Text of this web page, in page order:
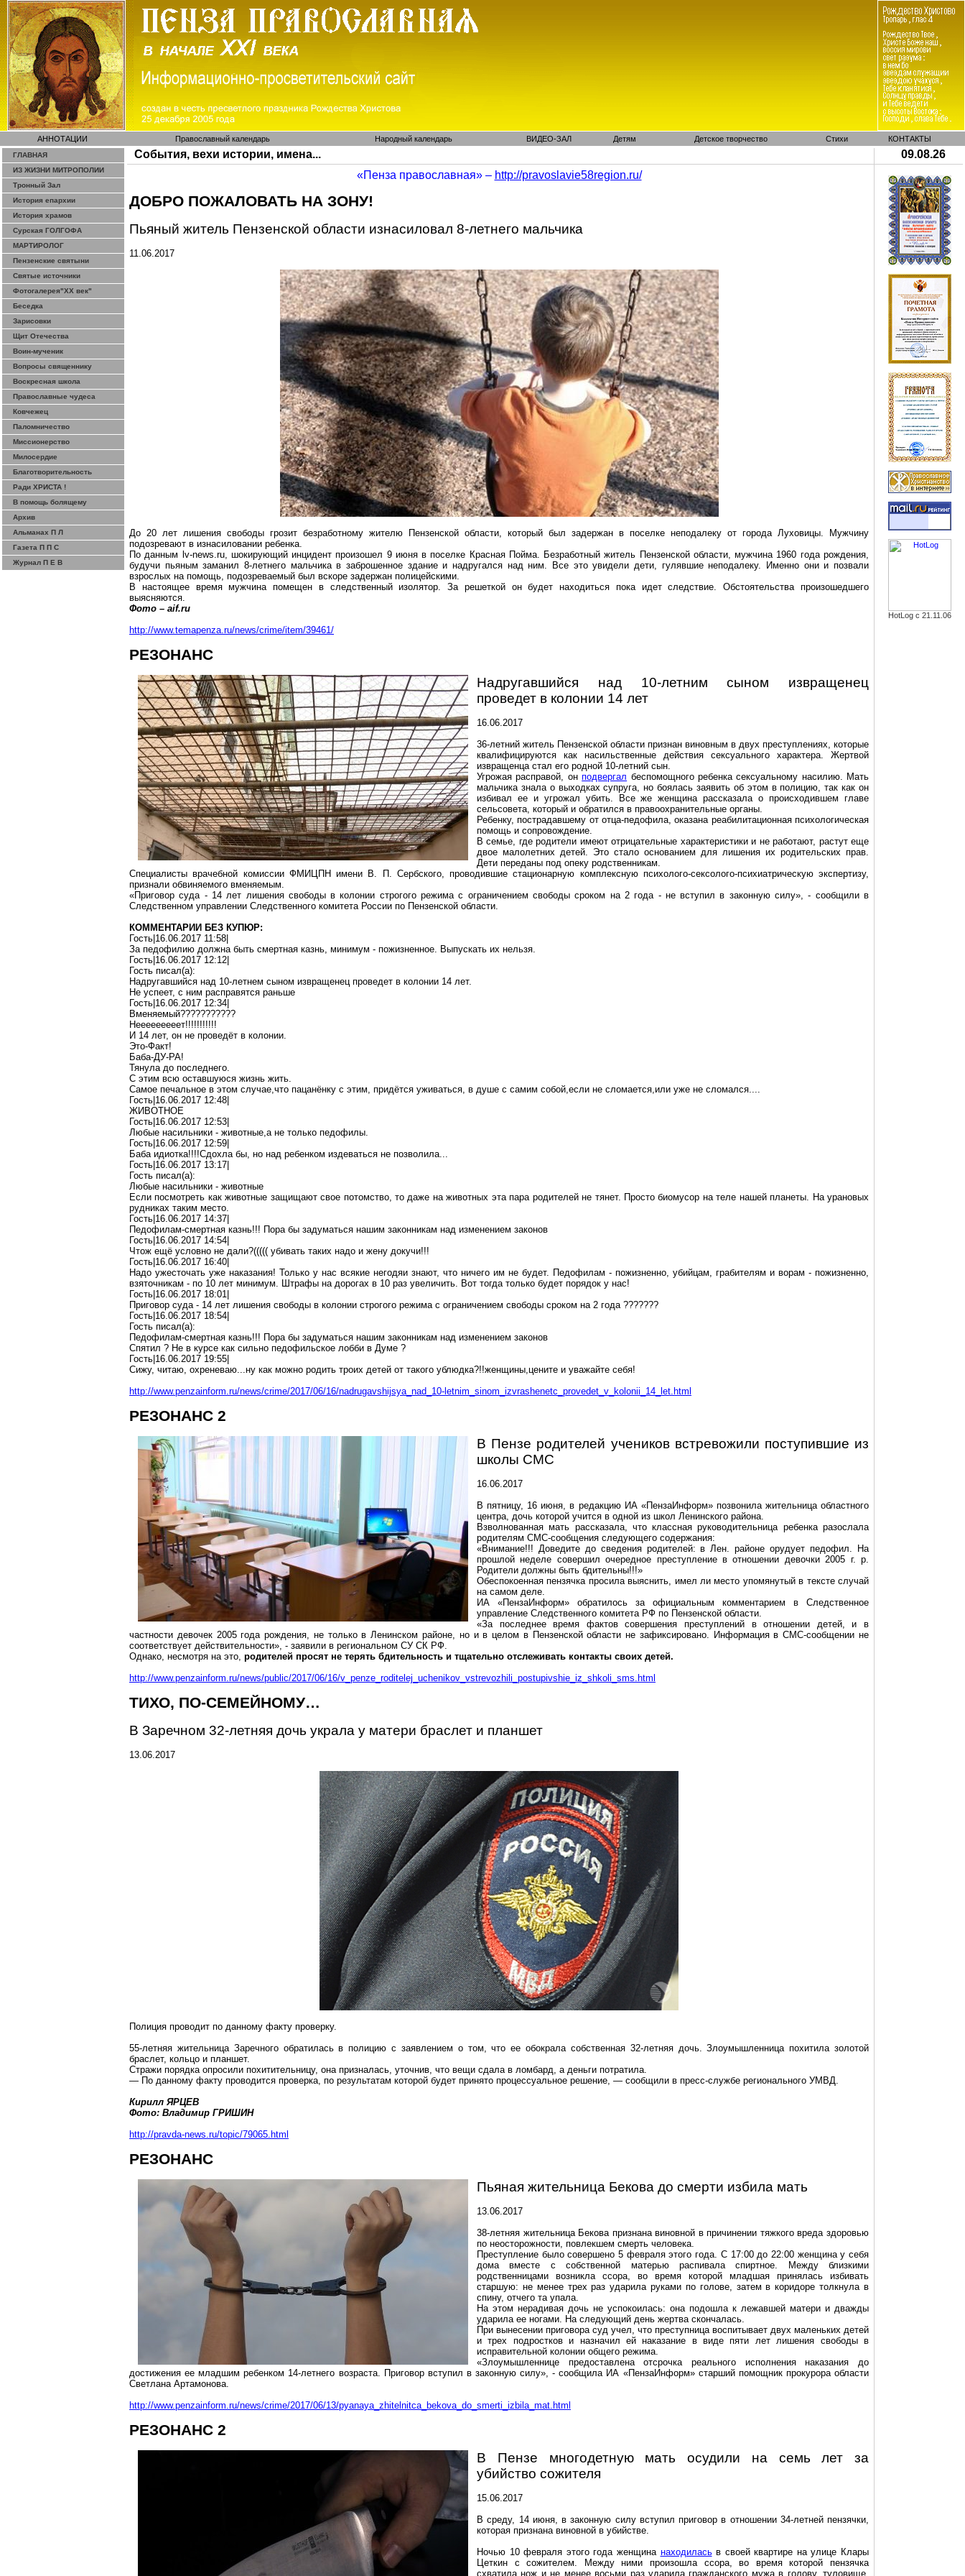
АННОТАЦИИ Православный календарь Народный календарь ВИДЕО-ЗАЛ Детям Детское творчество Стихи КОНТАКТЫ
ГЛАВНАЯ
ИЗ ЖИЗНИ МИТРОПОЛИИ
Тронный Зал
История епархии
История храмов
Сурская ГОЛГОФА
МАРТИРОЛОГ
Пензенские святыни
Святые источники
Фотогалерея"ХХ век"
Беседка
Зарисовки
Щит Отечества
Воин-мученик
Вопросы священнику
Воскресная школа
Православные чудеса
Ковчежец
Паломничество
Миссионерство
Милосердие
Благотворительность
Ради ХРИСТА !
В помощь болящему
Архив
Альманах П Л
Газета П П С
Журнал П Е В
События, вехи истории, имена...
09.08.26
«Пенза православная» – http://pravoslavie58region.ru/
ДОБРО ПОЖАЛОВАТЬ НА ЗОНУ!
Пьяный житель Пензенской области изнасиловал 8-летнего мальчика
11.06.2017
До 20 лет лишения свободы грозит безработному жителю Пензенской области, который был задержан в поселке неподалеку от города Луховицы. Мужчину
подозревают в изнасиловании ребенка.
По данным
lv-news.ru, шокирующий инцидент произошел 9 июня в поселке Красная Пойма. Безработный житель Пензенской области, мужчина 1960 года рождения,
будучи пьяным заманил 8-летнего мальчика в заброшенное здание и надругался над ним. Все это увидели дети, гулявшие неподалеку. Именно они и позвали
взрослых на помощь, подозреваемый был вскоре задержан полицейскими.
В настоящее время мужчина помещен в следственный изолятор. За решеткой он будет находиться пока идет следствие. Обстоятельства произошедшего
выясняются.
Фото – aif.ru
http://www.temapenza.ru/news/crime/item/39461/
РЕЗОНАНС
Надругавшийся над 10-летним сыном извращенец
проведет в колонии 14 лет
16.06.2017
36-летний житель Пензенской области признан виновным в двух преступлениях, которые
квалифицируются как насильственные действия сексуального характера. Жертвой
извращенца стал его родной 10-летний сын.
Угрожая расправой, онподвергал беспомощного ребенка сексуальному насилию. Мать
мальчика знала о выходках супруга, но боялась заявить об этом в полицию, так как он
избивал ее и угрожал убить. Все же женщина рассказала опроисходившем главе
сельсовета, который и обратился в правоохранительные органы.
Ребенку, пострадавшему от отца-педофила, оказана реабилитационная психологическая
помощь и сопровождение.
В семье, где родители имеют отрицательные характеристики и не работают, растут еще
двое малолетних детей. Это стало основанием для лишения их родительских прав.
Дети переданы под опеку родственникам.
Специалисты врачебной комиссии ФМИЦПН имени В. П. Сербского, проводившие стационарную комплексную психолого-сексолого-психиатрическуюэкспертизу,
признали обвиняемого вменяемым.
«Приговор суда - 14 лет лишения свободы в колонии строгого режима с ограничением свободы сроком на 2 года - не вступил в законную силу», - сообщили в
Следственном управлении Следственного комитета России по Пензенской области.
КОММЕНТАРИИ БЕЗ КУПЮР:
Гость|16.06.2017 11:58|
За педофилию должна быть смертная казнь, минимум - пожизненное. Выпускать их нельзя.
Гость|16.06.2017 12:12|
Гость писал(a):
Надругавшийся над 10-летнем сыном извращенец проведет в колонии 14 лет.
Не успеет, с ним расправятся раньше
Гость|16.06.2017 12:34|
Вменяемый???????????
Нееееееееет!!!!!!!!!!!
И 14 лет, он не проведёт в колонии.
Это-Факт!
Баба-ДУ-РА!
Тянула до последнего.
С этим всю оставшуюся жизнь жить.
Самое печальное в этом случае,что пацанёнку с этим, придётся уживаться, в душе с самим собой,если не сломается,или уже не сломался....
Гость|16.06.2017 12:48|
ЖИВОТНОЕ
Гость|16.06.2017 12:53|
Любые насильники - животные,ане только педофилы.
Гость|16.06.2017 12:59|
Баба идиотка!!!!Сдохлабы, но над ребенком издеваться не позволила...
Гость|16.06.2017 13:17|
Гость писал(a):
Любые насильники - животные
Еслипосмотреть как животные защищают свое потомство, то даже на животных эта пара родителей не тянет. Простобиомусор нателе нашей планеты. На урановых
рудниках таким место.
Гость|16.06.2017 14:37|
Педофилам-смертная казнь!!! Пора бы задуматься нашим законникам над изменением законов
Гость|16.06.2017 14:54|
Чтож ещё условно не дали?((((( убивать таких надо и жену докучи!!!
Гость|16.06.2017 16:40|
Надо ужесточать уже наказания! Только у нас всякие негодяи знают, что ничего им не будет. Педофилам - пожизненно, убийцам, грабителям и ворам - пожизненно,
взяточникам - по 10 лет минимум. Штрафы на дорогах в 10 раз увеличить. Вот тогда только будет порядок у нас!
Гость|16.06.2017 18:01|
Приговор суда - 14 лет лишения свободы в колонии строгого режима с ограничением свободы сроком на 2 года???????
Гость|16.06.2017 18:54|
Гость писал(a):
Педофилам-смертная казнь!!! Пора бы задуматься нашим законникам над изменением законов
Спятил ? Не в курсе как сильно педофильское лобби в Думе ?
Гость|16.06.2017 19:55|
Сижу, читаю, охреневаю...ну как можно родить троих детей от такого ублюдка?!!женщины,цените и уважайте себя!
http://www.penzainform.ru/news/crime/2017/06/16/nadrugavshijsya_nad_10-letnim_sinom_izvrashenetc_provedet_v_kolonii_14_let.html
РЕЗОНАНС 2
В Пензе родителей учеников встревожили поступившие из
школы СМС
16.06.2017
В пятницу, 16 июня, в редакцию ИА «ПензаИнформ» позвонила жительница областного
центра, дочь которой учится в одной из школ Ленинского района.
Взволнованная мать рассказала, что классная руководительница ребенка разослала
родителям СМС-сообщения следующего содержания:
«Внимание!!! Доведите до сведения родителей: в Лен. районе орудует педофил. На
прошлой неделе совершил очередное преступление в отношении девочки2005 г. р.
Родители должны быть бдительны!!!»
Обеспокоенная пензячкапросила выяснить, имел ли место упомянутый в тексте случай
на самом деле.
ИА «ПензаИнформ» обратилось за официальным комментарием в Следственное
управление Следственного комитета РФ по Пензенской области.
«За последнее время фактов совершения преступлений в отношении детей, и в
частности девочек 2005 года рождения, не только в Ленинском районе, но и в целом в Пензенской области не зафиксировано. Информация вСМС-сообщении не
соответствует действительности», - заявили в региональном СУ СК РФ.
Однако, несмотря на это, родителей просят не терять бдительность и тщательно отслеживать контакты своих детей.
http://www.penzainform.ru/news/public/2017/06/16/v_penze_roditelej_uchenikov_vstrevozhili_postupivshie_iz_shkoli_sms.html
ТИХО, ПО-СЕМЕЙНОМУ…
В Заречном 32-летняя дочь украла у матери браслет и планшет
13.06.2017
Полиция проводит по данному факту проверку.
55-летняя жительница Заречногообратилась в полицию с заявлением о том, что ее обокрала собственная 32-летняя дочь. Злоумышленница похитила золотой
браслет, кольцо и планшет.
Стражи порядка опросили похитительницу, она призналась, уточнив, что вещи сдала в ломбард, а деньги потратила.
— По данному факту проводится проверка, по результатам которой будет принято процессуальное решение, — сообщили в пресс-службе регионального УМВД.
Кирилл ЯРЦЕВ
Фото: Владимир ГРИШИН
http://pravda-news.ru/topic/79065.html
РЕЗОНАНС
Пьяная жительница Бекова до смерти избила мать
13.06.2017
38-летняя жительница Бекова признана виновной в причинении тяжкого вреда здоровью
по неосторожности, повлекшем смерть человека.
Преступление было совершено 5 февраля этого года. С 17:00 до 22:00 женщина у себя
дома вместе с собственной матерью распивала спиртное. Между близкими
родственницами возникла ссора, во время которой младшая принялась избивать
старшую: не менее трех раз ударила руками по голове, затем в коридоре толкнула в
спину, отчего та упала.
На этом нерадивая дочь не успокоилась: она подошла к лежавшей матери и дважды
ударила ее ногами. На следующий день жертва скончалась.
При вынесении приговора суд учел, что преступница воспитывает двух маленьких детей
и трех подростков и назначил ей наказание в виде пяти лет лишения свободы в
исправительной колонии общего режима.
«Злоумышленнице предоставлена отсрочка реального исполнения наказания до
достижения ее младшим ребенком 14-летнего возраста. Приговор вступил в законную силу», - сообщила ИА «ПензаИнформ» старший помощник прокурора области
Светлана Артамонова.
http://www.penzainform.ru/news/crime/2017/06/13/pyanaya_zhitelnitca_bekova_do_smerti_izbila_mat.html
РЕЗОНАНС 2
В Пензе многодетную мать осудили на семь лет за
убийство сожителя
15.06.2017
В среду, 14 июня, в законную силу вступил приговор в отношении 34-летней пензячки,
которая признана виновной в убийстве.
Ночью 10 февраля этого года женщина находиласьв своей квартире на улице Клары
Цеткин с сожителем. Между ними произошла ссора, во время которой пензячка
схватила нож и не менее восьми раз ударила гражданского мужа в голову, туловище,
HotLog с 21.11.06